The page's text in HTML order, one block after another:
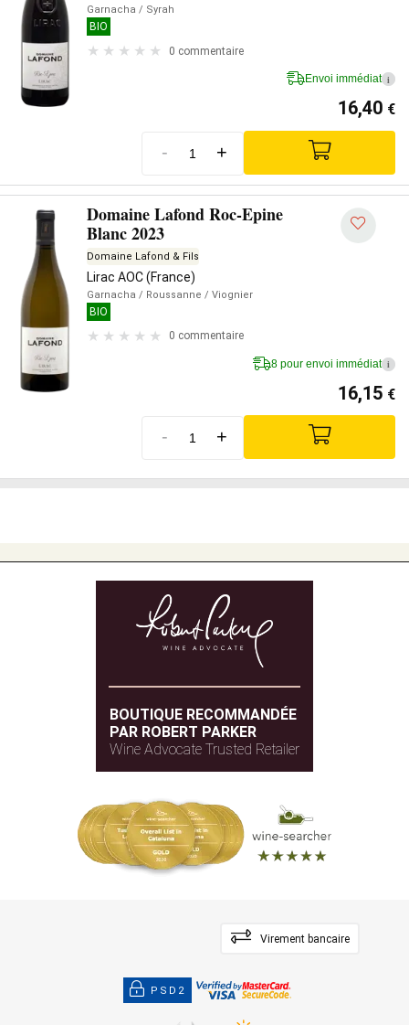
Garnacha / Syrah
BIO
0 commentaire
Envoi immédiat i
16,40 €
- +
Domaine Lafond Roc-Epine
Blanc 2023
Domaine Lafond & Fils
Lirac AOC (France)
Garnacha / Roussanne / Viognier
BIO
0 commentaire
8 pour envoi immédiat i
16,15 €
- +
BOUTIQUE RECOMMANDÉE
PAR ROBERT PARKER
Wine Advocate Trusted Retailer
Virement bancaire
PSD2